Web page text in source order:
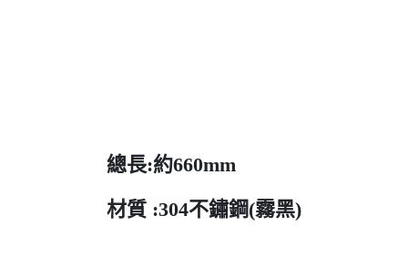
總長:約660mm
材質 :304不鏽鋼(霧黑)